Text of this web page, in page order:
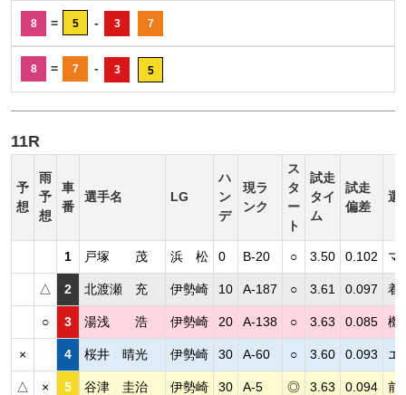
8 = 5 - 3 7
8 = 7 - 3 5
11R
予
想
雨
予
想
車
番
選手名 LG
ハ
ン
デ
現ラ
ンク
ス
タ
ー
ト
試走
タイ
ム
試走
偏差
選
1 戸塚 茂 浜 松 0 B-20 ○ 3.50 0.102 マ
△ 2 北渡瀬 充 伊勢崎 10 A-187 ○ 3.61 0.097 着
○ 3 湯浅 浩 伊勢崎 20 A-138 ○ 3.63 0.085 機
× 4 桜井 晴光 伊勢崎 30 A-60 ○ 3.60 0.093 エ
△ × 5 谷津 圭治 伊勢崎 30 A-5 ◎ 3.63 0.094 前